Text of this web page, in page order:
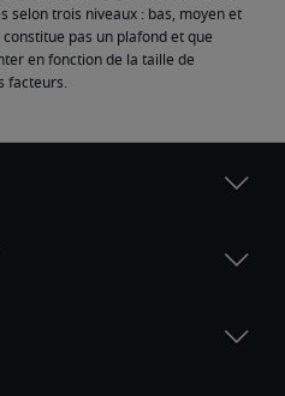
selon trois niveaux : bas, moyen et
pas un plafond et que
en fonction de la taille de
facteurs.